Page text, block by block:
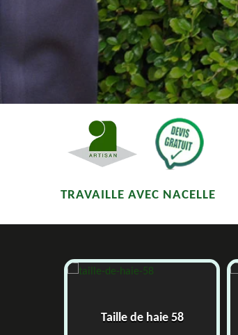
TRAVAILLE AVEC NACELLE
Taille de haie 58